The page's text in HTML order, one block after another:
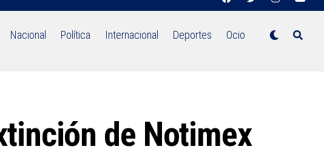
Nacional Política Internacional Deportes Ocio
de Notimex